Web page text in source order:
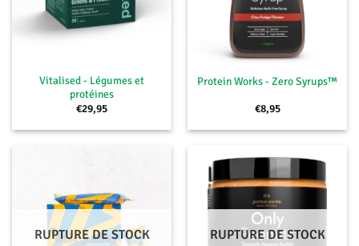
Vitalised - Légumes et
protéines
€29,95
Protein Works - Zero Syrups™
€8,95
RUPTURE DE STOCK RUPTURE DE STOCK